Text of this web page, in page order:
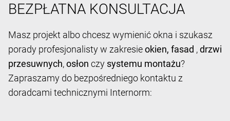
BEZPŁATNA KONSULTACJA
Masz projekt albo chcesz wymienić okna i szukasz
porady profesjonalisty w zakresieokien, fasad ,drzwi
przesuwnych,osłon czy systemu montażu?
Zapraszamy do bezpośredniego kontaktu z
doradcami technicznymi Internorm: